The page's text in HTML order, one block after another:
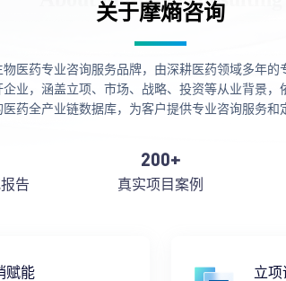
关于摩熵咨询
医药专业咨询服务品牌，由深耕医药领域多年的
业，涵盖立项、市场、战略、投资等从业背景
医药全产业链数据库，为客户提供专业咨询服务和
告
200+
真实项目案例
赋能 立项